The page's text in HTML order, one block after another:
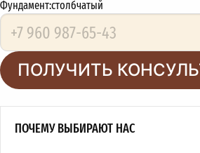
Фундамент:столбчатый
ПОЛУЧИТЬ
ПОЧЕМУ ВЫБИРАЮТ НАС